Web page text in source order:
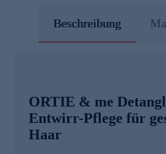
Beschreibung
ORTIE & me
Entwirr-Pflege für
Haar